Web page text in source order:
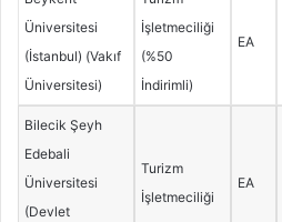
Üniversitesi
(İstanbul) (Vakıf
Üniversitesi)
İşletmeciliği
(%50
İndirimli)
EA
Bilecik Şeyh
Edebali
Üniversitesi
(Devlet
Turizm
İşletmeciliği
EA